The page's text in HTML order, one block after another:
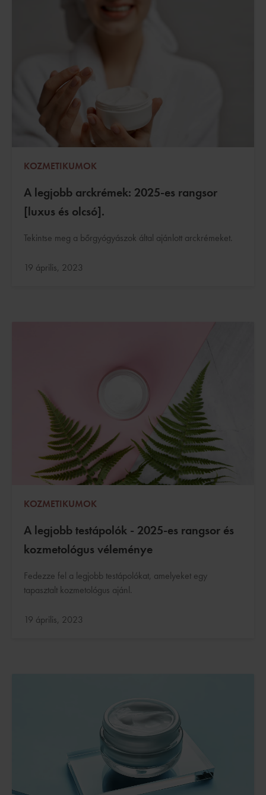
KOZMETIKUMOK
A legjobb arckrémek: 2025-es rangsor
[luxus és olcsó].
Tekintse meg a bőrgyógyászok által ajánlott arckrémeket.
Frissítve:
19 április, 2023
KOZMETIKUMOK
A legjobb testápolók - 2025-es rangsor és
kozmetológus véleménye
Fedezze fel a legjobb testápolókat, amelyeket egy
tapasztalt kozmetológus ajánl.
Frissítve:
19 április, 2023